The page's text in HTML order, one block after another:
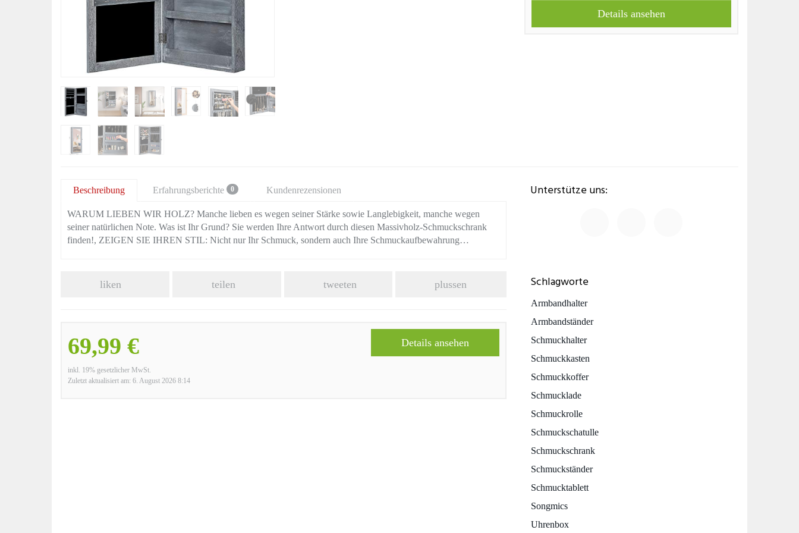
Details ansehen
Beschreibung Erfahrungsberichte 0 Kundenrezensionen
WARUM LIEBEN WIR HOLZ? Manche lieben es wegen seiner Stärke sowie Langlebigkeit, manche wegen
seiner natürlichen Note. Was ist Ihr Grund? Sie werden Ihre Antwort durch diesen Massivholz-Schmuckschrank
finden!, ZEIGEN SIE IHREN STIL: Nicht nur Ihr Schmuck, sondern auch Ihre Schmuckaufbewahrung…
liken teilen tweeten plussen
69,99 €
inkl. 19% gesetzlicher MwSt.
Zuletzt aktualisiert am: 6. August 2026 8:14
Details ansehen
Unterstütze uns:
Schlagworte
Armbandhalter
Armbandständer
Schmuckhalter
Schmuckkasten
Schmuckkoffer
Schmucklade
Schmuckrolle
Schmuckschatulle
Schmuckschrank
Schmuckständer
Schmucktablett
Songmics
Uhrenbox